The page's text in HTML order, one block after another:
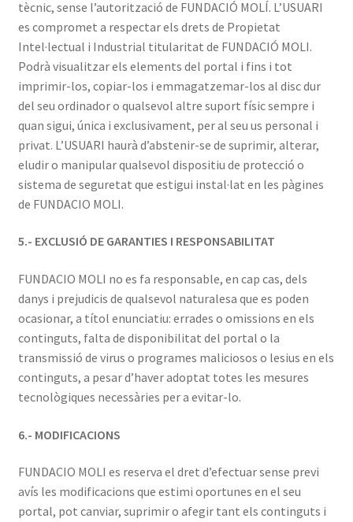
tècnic, sense l’autorització de FUNDACIÓ MOLÍ. L’USUARI
es compromet a respectar els drets de Propietat
Intel·lectual i Industrial titularitat de FUNDACIÓ MOLI.
Podrà visualitzar els elements del portal i fins i tot
imprimir-los, copiar-los i emmagatzemar-los al disc dur
del seu ordinador o qualsevol altre suport físic sempre i
quan sigui, única i exclusivament, per al seu us personal i
privat. L’USUARI haurà d’abstenir-se de suprimir, alterar,
eludir o manipular qualsevol dispositiu de protecció o
sistema de seguretat que estigui instal·lat en les pàgines
de FUNDACIO MOLI.
5.- EXCLUSIÓ DE GARANTIES I RESPONSABILITAT
FUNDACIO MOLI no es fa responsable, en cap cas, dels
danys i prejudicis de qualsevol naturalesa que es poden
ocasionar, a títol enunciatiu: errades o omissions en els
continguts, falta de disponibilitat del portal o la
transmissió de virus o programes maliciosos o lesius en els
continguts, a pesar d’haver adoptat totes les mesures
tecnològiques necessàries per a evitar-lo.
6.- MODIFICACIONS
FUNDACIO MOLI es reserva el dret d’efectuar sense previ
avís les modificacions que estimi oportunes en el seu
portal, pot canviar, suprimir o afegir tant els continguts i